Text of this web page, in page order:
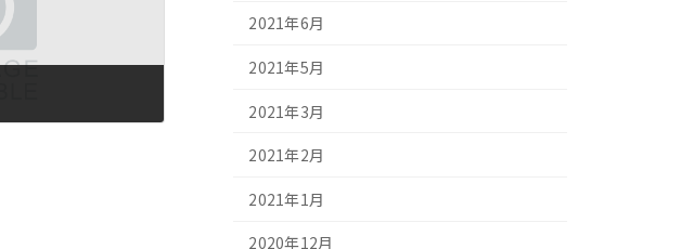
2021年6月
2021年5月
2021年3月
2021年2月
2021年1月
2020年12月